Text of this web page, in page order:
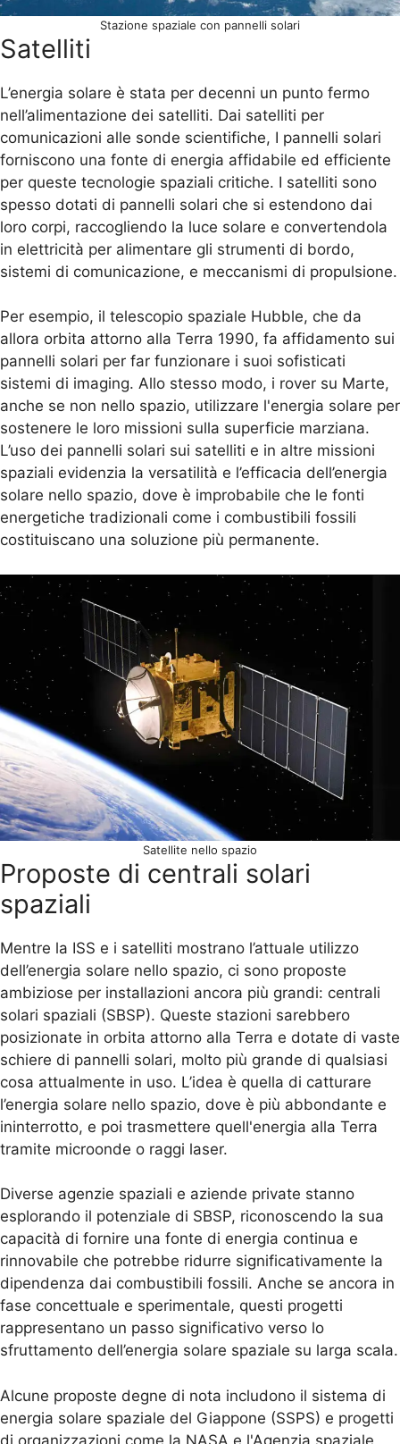
Stazione spaziale con pannelli solari
Satelliti
L’energia solare è stata per decenni un punto fermo
nell’alimentazione dei satelliti. Dai satelliti per
comunicazioni alle sonde scientifiche, I pannelli solari
forniscono una fonte di energia affidabile ed efficiente
per queste tecnologie spaziali critiche. I satelliti sono
spesso dotati di pannelli solari che si estendono dai
loro corpi, raccogliendo la luce solare e convertendola
in elettricità per alimentare gli strumenti di bordo,
sistemi di comunicazione, e meccanismi di propulsione.
Per esempio, il telescopio spaziale Hubble, che da
allora orbita attorno alla Terra 1990, fa affidamento sui
pannelli solari per far funzionare i suoi sofisticati
sistemi di imaging. Allo stesso modo, i rover su Marte,
anche se non nello spazio, utilizzare l'energia solare per
sostenere le loro missioni sulla superficie marziana.
L’uso dei pannelli solari sui satelliti e in altre missioni
spaziali evidenzia la versatilità e l’efficacia dell’energia
solare nello spazio, dove è improbabile che le fonti
energetiche tradizionali come i combustibili fossili
costituiscano una soluzione più permanente.
Satellite nello spazio
Proposte di centrali solari
spaziali
Mentre la ISS e i satelliti mostrano l’attuale utilizzo
dell’energia solare nello spazio, ci sono proposte
ambiziose per installazioni ancora più grandi: centrali
solari spaziali (SBSP). Queste stazioni sarebbero
posizionate in orbita attorno alla Terra e dotate di vaste
schiere di pannelli solari, molto più grande di qualsiasi
cosa attualmente in uso. L’idea è quella di catturare
l’energia solare nello spazio, dove è più abbondante e
ininterrotto, e poi trasmettere quell'energia alla Terra
tramite microonde o raggi laser.
Diverse agenzie spaziali e aziende private stanno
esplorando il potenziale di SBSP, riconoscendo la sua
capacità di fornire una fonte di energia continua e
rinnovabile che potrebbe ridurre significativamente la
dipendenza dai combustibili fossili. Anche se ancora in
fase concettuale e sperimentale, questi progetti
rappresentano un passo significativo verso lo
sfruttamento dell’energia solare spaziale su larga scala.
Alcune proposte degne di nota includono il sistema di
energia solare spaziale del Giappone (SSPS) e progetti
di organizzazioni come la NASA e l'Agenzia spaziale